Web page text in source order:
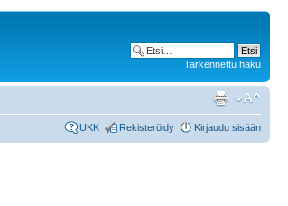
Tarkennettu haku
UKK Rekisteröidy Kirjaudu sisään